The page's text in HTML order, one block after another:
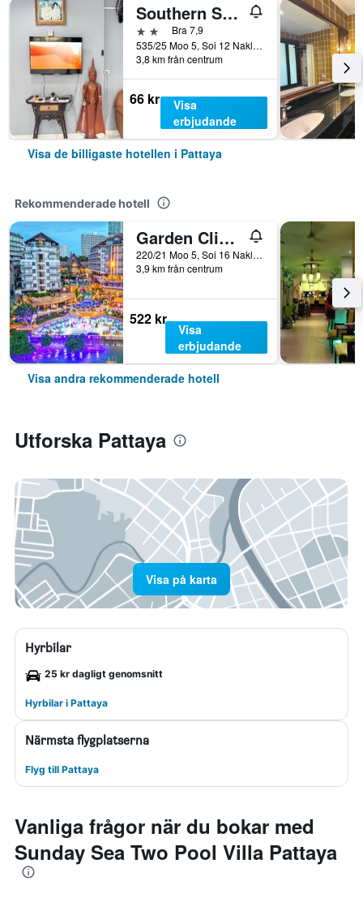
Southern Star Resort
2 stjärnorBra 7,9
535/25 Moo 5, Soi 12 Naklua Road, Banglamung, Pattaya, Thailand
3,8 km från centrum
66 kr
Visa
erbjudande
Visa de billigaste hotellen i Pattaya
Rekommenderade hotell
Garden Cliff Resort and Spa
220/21 Moo 5, Soi 16 Naklua, Pattaya, Thailand
3,9 km från centrum
522 kr
Visa
erbjudande
Visa andra rekommenderade hotell
Utforska Pattaya
Visa på karta
Hyrbilar
25 kr dagligt genomsnitt
Hyrbilar i Pattaya
Närmsta flygplatserna
Flyg till Pattaya
Vanliga frågor när du bokar med
Sunday Sea Two Pool Villa Pattaya